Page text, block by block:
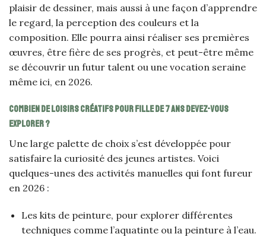
plaisir de dessiner, mais aussi à une façon d’apprendre
le regard, la perception des couleurs et la
composition. Elle pourra ainsi réaliser ses premières
œuvres, être fière de ses progrès, et peut-être même
se découvrir un futur talent ou une vocation seraine
même ici, en 2026.
Combien de loisirs créatifs pour fille de 7 ans devez-vous
explorer ?
Une large palette de choix s’est développée pour
satisfaire la curiosité des jeunes artistes. Voici
quelques-unes des activités manuelles qui font fureur
en 2026 :
Les kits de peinture, pour explorer différentes
techniques comme l’aquatinte ou la peinture à l’eau.